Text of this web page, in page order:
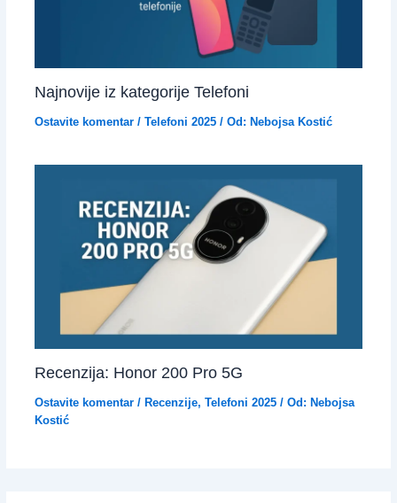
Najnovije iz kategorije Telefoni
Ostavite komentar / Telefoni 2025/ Od: Nebojsa Kostić
Recenzija: Honor 200 Pro 5G
Ostavite komentar / Recenzije, Telefoni 2025/ Od: Nebojsa
Kostić